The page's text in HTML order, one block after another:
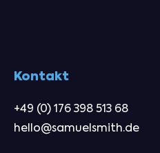
Kontakt
+49 (0) 176 398 513 68
hello@samuelsmith.de